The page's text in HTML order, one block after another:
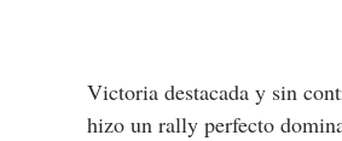
Victoria destacada y sin
hizo un rally perfecto